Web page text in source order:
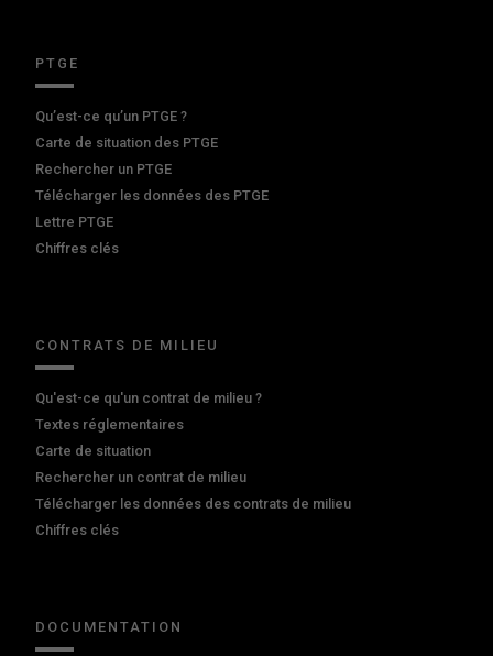
PTGE
Qu’est-ce qu’un PTGE ?
Carte de situation des PTGE
Rechercher un PTGE
Télécharger les données des PTGE
Lettre PTGE
Chiffres clés
CONTRATS DE MILIEU
Qu'est-ce qu'un contrat de milieu ?
Textes réglementaires
Carte de situation
Rechercher un contrat de milieu
Télécharger les données des contrats de milieu
Chiffres clés
DOCUMENTATION